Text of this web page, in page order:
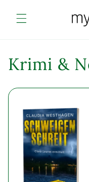
zum
Inhalt
Krimi &